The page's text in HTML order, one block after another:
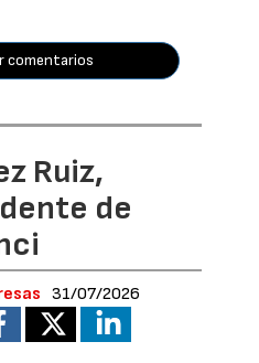
comentarios
Ruiz,
de
31/07/2026